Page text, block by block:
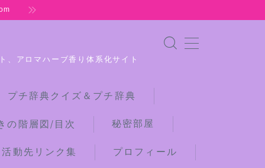
、アロマハーブ香り体系化サイト
チ辞典クイズ＆プチ辞典
の階層図/目次 秘密部屋
動先リンク集 プロフィール